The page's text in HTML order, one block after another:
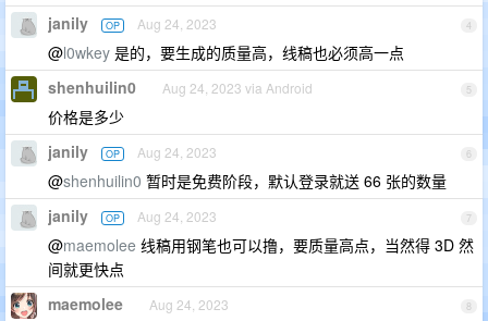
4
janily OP Aug 24, 2023
@l0wkey 是的，要生成的质量高，线稿也必须高一点
5
shenhuilin0 Aug 24, 2023 via Android
价格是多少
6
janily OP Aug 24, 2023
@shenhuilin0 暂时是免费阶段，默认登录就送 66 张的数量
7
janily OP Aug 24, 2023
@maemolee 线稿用钢笔也可以撸，要质量高点，当然得 3D 然
间就更快点
8
maemolee Aug 24, 2023